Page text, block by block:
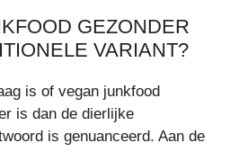
GEZONDER
VARIANT?
is of vegan junkfood
is dan de dierlijke
is genuanceerd. Aan de